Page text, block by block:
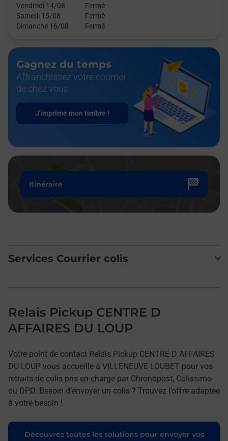
Vendredi 14/08
Fermé
Samedi 15/08
Fermé
Dimanche 16/08
Fermé
Gagnez du temps
Affranchissez votre courrier
de chez vous
J'imprime mon timbre !
Itinéraire
Services Courrier colis
Relais Pickup CENTRE D
AFFAIRES DU LOUP
Votre point de contact Relais Pickup CENTRE D AFFAIRES
DU LOUP vous accueille à VILLENEUVE LOUBET pour vos
retraits de colis pris en charge par Chronopost, Colissimo
ou DPD. Besoin d’envoyer un colis ? Trouvez l’offre adaptée
à votre besoin !
Découvrez toutes les solutions pour envoyer vos